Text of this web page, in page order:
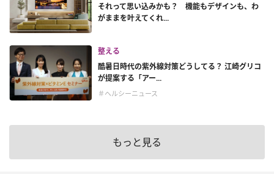
それって思い込みかも？ 機能もデザインも、わ
がままを叶えてくれ...
整える
酷暑日時代の紫外線対策どうしてる？ 江崎グリコ
が提案する「アー...
＃ヘルシーニュース
もっと見る